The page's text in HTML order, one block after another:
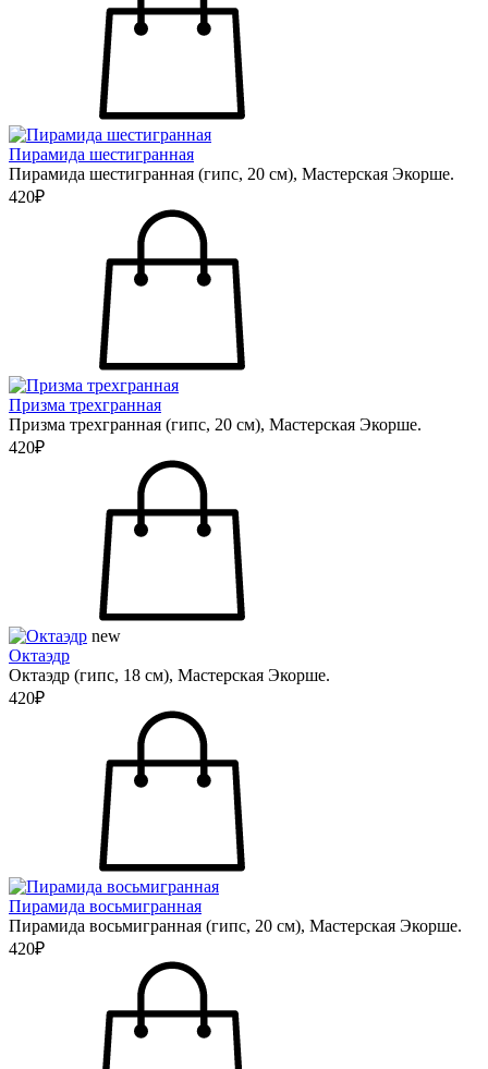
Пирамида шестигранная
Пирамида шестигранная (гипс, 20 см), Мастерская Экорше.
420₽
Призма трехгранная
Призма трехгранная (гипс, 20 см), Мастерская Экорше.
420₽
new
Октаэдр
Октаэдр (гипс, 18 см), Мастерская Экорше.
420₽
Пирамида восьмигранная
Пирамида восьмигранная (гипс, 20 см), Мастерская Экорше.
420₽